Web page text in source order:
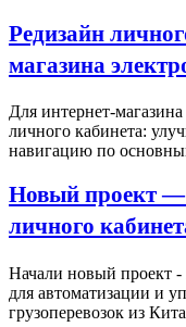
Редизайн
магазина
Для интернет-
личного кабинета:
навигацию по
Новый проект —
личного
Начали новый проект -
для автоматизации и
грузоперевозок из